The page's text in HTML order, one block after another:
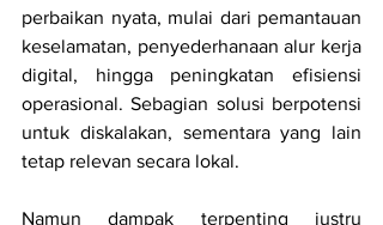
perbaikan nyata, mulai dari pemantauan
keselamatan, penyederhanaan alur kerja
digital, hingga peningkatan efisiensi
operasional. Sebagian solusi berpotensi
untuk diskalakan, sementara yang lain
tetap relevan secara lokal.
Namun dampak terpenting justru